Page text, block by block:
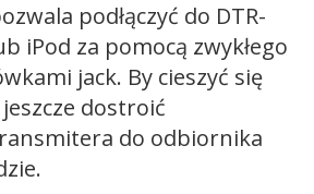
podłączyć do DTR-
iPod za pomocą zwykłego
jack. By cieszyć się
dostroić
do odbiornika